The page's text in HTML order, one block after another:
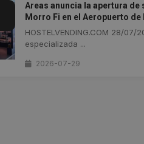
Areas anuncia la apertura
Morro Fi en el Aeropuerto de
HOSTELVENDING.COM 28/
especializada ...
2026-07-29